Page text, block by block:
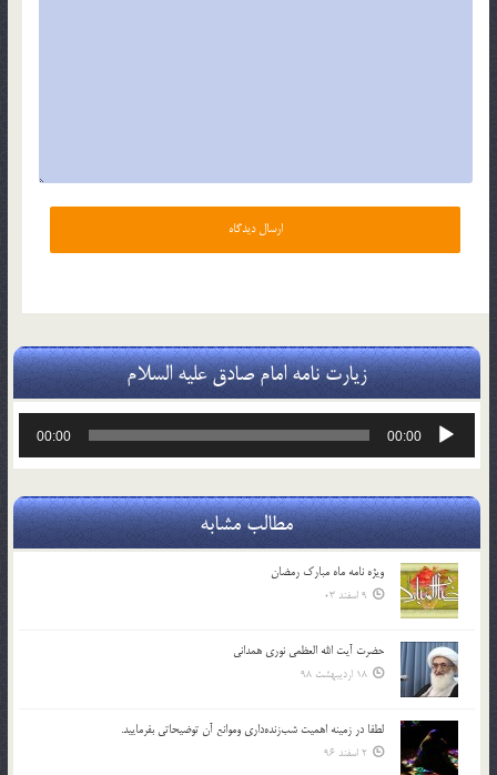
زیارت نامه امام صادق علیه السلام
پخش‌کننده
00:00
00:00
مطالب مشابه
ویژه نامه ماه مبارک رمضان
9 اسفند 03
حضرت آیت الله العظمی نوری همدانی
18 اردیبهشت 98
لطفا در زمينه اهميت شب‌زنده‌داري وموانع آن توضيحاتي بفرماييد.
2 اسفند 96